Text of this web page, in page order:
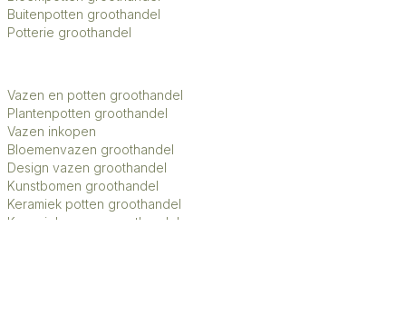
Buitenpotten groothandel
Potterie groothandel
Vazen en potten groothandel
Plantenpotten groothandel
Vazen inkopen
Bloemenvazen groothandel
Design vazen groothandel
Kunstbomen groothandel
Keramiek potten groothandel
Keramiek vazen groothandel